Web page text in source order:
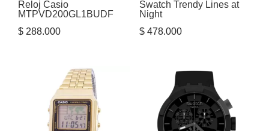
Reloj Casio
MTPVD200GL1BUDF
$ 288.000
Swatch Trendy Lines at
Night
$478.000